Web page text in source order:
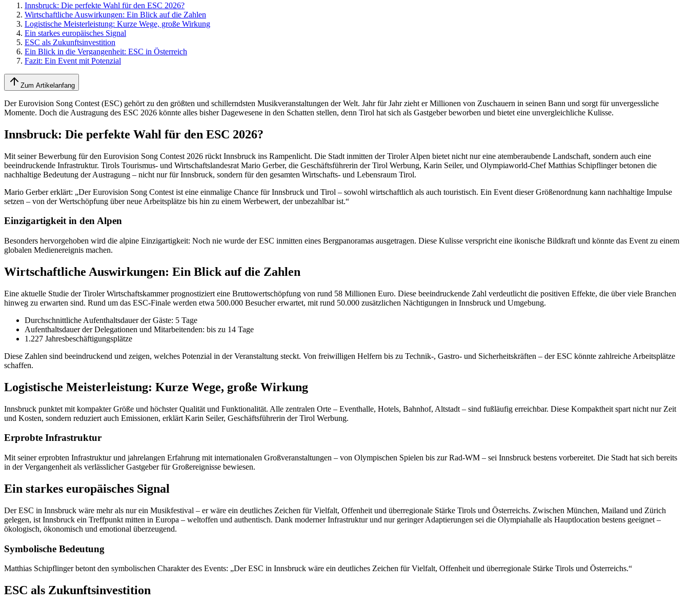
Innsbruck: Die perfekte Wahl für den ESC 2026?
Wirtschaftliche Auswirkungen: Ein Blick auf die Zahlen
Logistische Meisterleistung: Kurze Wege, große Wirkung
Ein starkes europäisches Signal
ESC als Zukunftsinvestition
Ein Blick in die Vergangenheit: ESC in Österreich
Fazit: Ein Event mit Potenzial
Zum Artikelanfang
Der Eurovision Song Contest (ESC) gehört zu den größten und schillerndsten Musikveranstaltungen der Welt. Jahr für Jahr zieht er Millionen von Zuschauern in seinen Bann und sorgt für unvergessliche
Momente. Doch die Austragung des ESC 2026 könnte alles bisher Dagewesene in den Schatten stellen, denn Tirol hat sich als Gastgeber beworben und bietet eine unvergleichliche Kulisse.
Innsbruck: Die perfekte Wahl für den ESC 2026?
Mit seiner Bewerbung für den Eurovision Song Contest 2026 rückt Innsbruck ins Rampenlicht. Die Stadt inmitten der Tiroler Alpen bietet nicht nur eine atemberaubende Landschaft, sondern auch eine
beeindruckende Infrastruktur. Tirols Tourismus- und Wirtschaftslandesrat Mario Gerber, die Geschäftsführerin der Tirol Werbung, Karin Seiler, und Olympiaworld-Chef Matthias Schipflinger betonen die
nachhaltige Bedeutung der Austragung – nicht nur für Innsbruck, sondern für den gesamten Wirtschafts- und Lebensraum Tirol.
Mario Gerber erklärt: „Der Eurovision Song Contest ist eine einmalige Chance für Innsbruck und Tirol – sowohl wirtschaftlich als auch touristisch. Ein Event dieser Größenordnung kann nachhaltige Impulse
setzen – von der Wertschöpfung über neue Arbeitsplätze bis hin zu einem Werbewert, der unbezahlbar ist.“
Einzigartigkeit in den Alpen
Besonders hervorgehoben wird die alpine Einzigartigkeit: Noch nie wurde der ESC inmitten eines Bergpanoramas ausgetragen. Diese Kulisse verspricht eine ikonische Bildkraft und könnte das Event zu einem
globalen Medienereignis machen.
Wirtschaftliche Auswirkungen: Ein Blick auf die Zahlen
Eine aktuelle Studie der Tiroler Wirtschaftskammer prognostiziert eine Bruttowertschöpfung von rund 58 Millionen Euro. Diese beeindruckende Zahl verdeutlicht die positiven Effekte, die über viele Branchen
hinweg zu erwarten sind. Rund um das ESC-Finale werden etwa 500.000 Besucher erwartet, mit rund 50.000 zusätzlichen Nächtigungen in Innsbruck und Umgebung.
Durchschnittliche Aufenthaltsdauer der Gäste: 5 Tage
Aufenthaltsdauer der Delegationen und Mitarbeitenden: bis zu 14 Tage
1.227 Jahresbeschäftigungsplätze
Diese Zahlen sind beeindruckend und zeigen, welches Potenzial in der Veranstaltung steckt. Von freiwilligen Helfern bis zu Technik-, Gastro- und Sicherheitskräften – der ESC könnte zahlreiche Arbeitsplätze
schaffen.
Logistische Meisterleistung: Kurze Wege, große Wirkung
Innsbruck punktet mit kompakter Größe und höchster Qualität und Funktionalität. Alle zentralen Orte – Eventhalle, Hotels, Bahnhof, Altstadt – sind fußläufig erreichbar. Diese Kompaktheit spart nicht nur Zeit
und Kosten, sondern reduziert auch Emissionen, erklärt Karin Seiler, Geschäftsführerin der Tirol Werbung.
Erprobte Infrastruktur
Mit seiner erprobten Infrastruktur und jahrelangen Erfahrung mit internationalen Großveranstaltungen – von Olympischen Spielen bis zur Rad-WM – sei Innsbruck bestens vorbereitet. Die Stadt hat sich bereits
in der Vergangenheit als verlässlicher Gastgeber für Großereignisse bewiesen.
Ein starkes europäisches Signal
Der ESC in Innsbruck wäre mehr als nur ein Musikfestival – er wäre ein deutliches Zeichen für Vielfalt, Offenheit und überregionale Stärke Tirols und Österreichs. Zwischen München, Mailand und Zürich
gelegen, ist Innsbruck ein Treffpunkt mitten in Europa – weltoffen und authentisch. Dank moderner Infrastruktur und nur geringer Adaptierungen sei die Olympiahalle als Hauptlocation bestens geeignet –
ökologisch, ökonomisch und emotional überzeugend.
Symbolische Bedeutung
Matthias Schipflinger betont den symbolischen Charakter des Events: „Der ESC in Innsbruck wäre ein deutliches Zeichen für Vielfalt, Offenheit und überregionale Stärke Tirols und Österreichs.“
ESC als Zukunftsinvestition